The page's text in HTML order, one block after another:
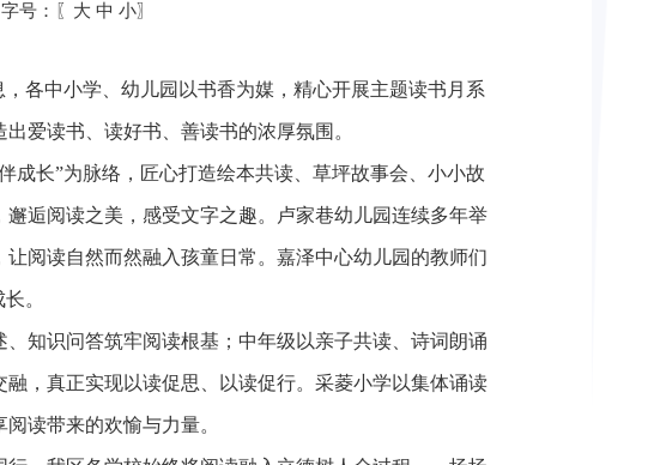
号：〖 大 中 小〗
各中小学、幼儿园以书香为媒，精心开展主题读书月系
爱读书、读好书、善读书的浓厚氛围。
成长”为脉络，匠心打造绘本共读、草坪故事会、小小故
逅阅读之美，感受文字之趣。卢家巷幼儿园连续多年举
阅读自然而然融入孩童日常。嘉泽中心幼儿园的教师们
。
知识问答筑牢阅读根基；中年级以亲子共读、诗词朗诵
，真正实现以读促思、以读促行。采菱小学以集体诵读
读带来的欢愉与力量。